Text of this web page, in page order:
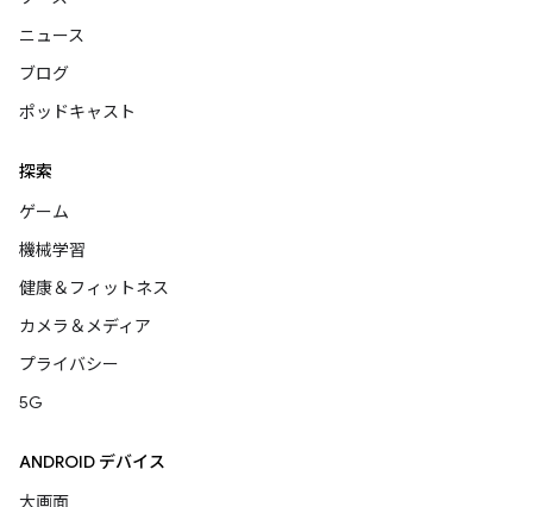
ニュース
ブログ
ポッドキャスト
探索
ゲーム
機械学習
健康＆フィットネス
カメラ＆メディア
プライバシー
5G
ANDROID デバイス